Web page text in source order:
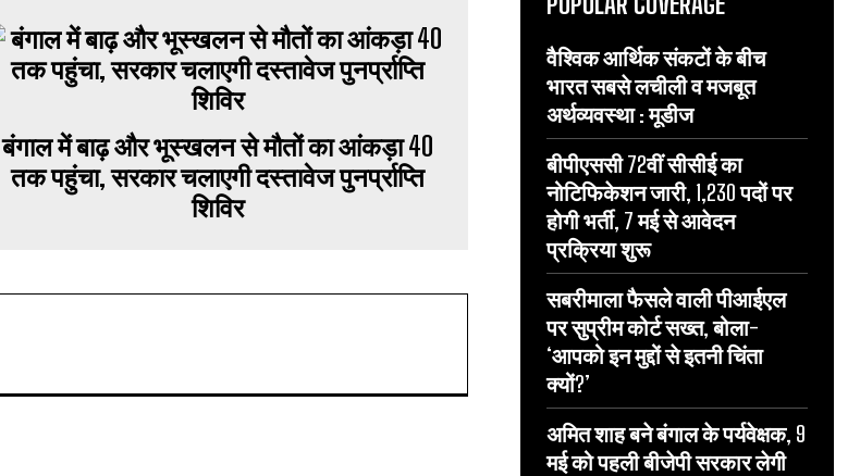
बंगाल में बाढ़ और भूस्खलन से मौतों का आंकड़ा 40
तक पहुंचा, सरकार चलाएगी दस्तावेज पुनर्प्राप्ति
शिविर
वैश्विक आर्थिक संकटों के बीच
भारत सबसे लचीली व मजबूत
अर्थव्यवस्था : मूडीज
बीपीएससी 72वीं सीसीई का
नोटिफिकेशन जारी, 1,230 पदों पर
होगी भर्ती, 7 मई से आवेदन
प्रक्रिया शुरू
सबरीमाला फैसले वाली पीआईएल
पर सुप्रीम कोर्ट सख्त, बोला-
‘आपको इन मुद्दों से इतनी चिंता
क्यों?’
अमित शाह बने बंगाल के पर्यवेक्षक, 9
मई को पहली बीजेपी सरकार लेगी